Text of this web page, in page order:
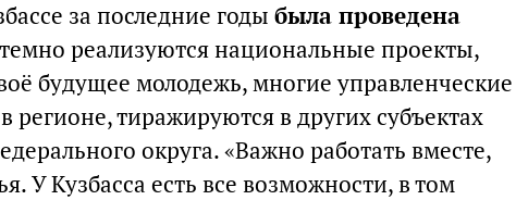
за последние годы была проведена
реализуются национальные проекты,
будущее молодежь, многие управленческие
тиражируются в других субъектах
округа. «Важно работать вместе,
У Кузбасса есть все возможности, в том